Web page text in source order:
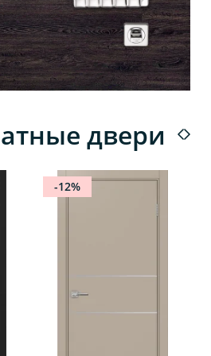
двери
-12%